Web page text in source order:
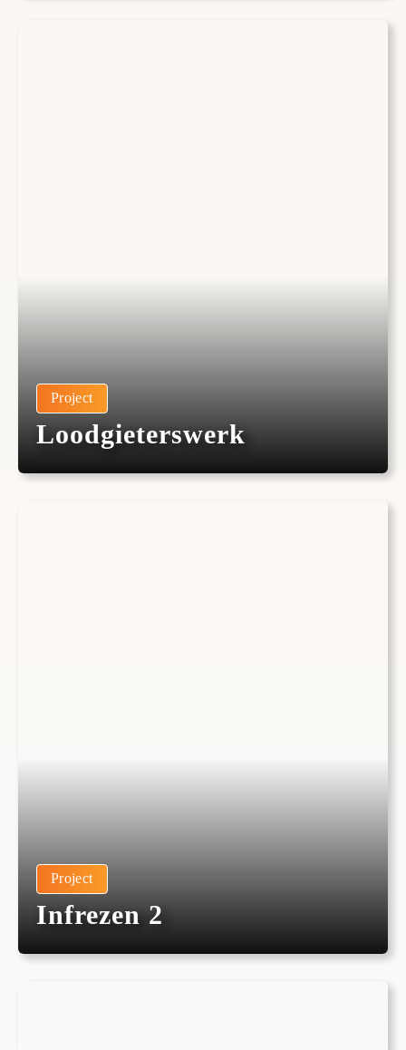
Project
Loodgieterswerk
Project
Infrezen 2